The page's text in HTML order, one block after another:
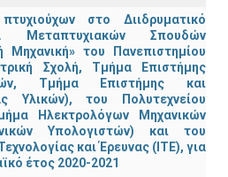
στο Διιδρυματικό
Μεταπτυχιακών Σπουδών
Μηχανική» του Πανεπιστημίου
Σχολή, Τμήμα Επιστήμης
Τμήμα Επιστήμης και
Υλικών), του Πολυτεχνείου
Ηλεκτρολόγων Μηχανικών
Υπολογιστών) και του
και Έρευνας (ΙΤΕ), για
έτος 2020-2021